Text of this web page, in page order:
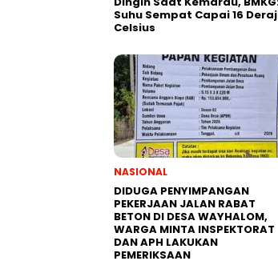
Suhu Sempat Capai 16
Celsius
NASIONAL
DIDUGA PENYIMPANGAN
PEKERJAAN JALAN RABAT
BETON DI DESA WAYHALOM,
WARGA MINTA INSPEKTORAT
DAN APH LAKUKAN
PEMERIKSAAN